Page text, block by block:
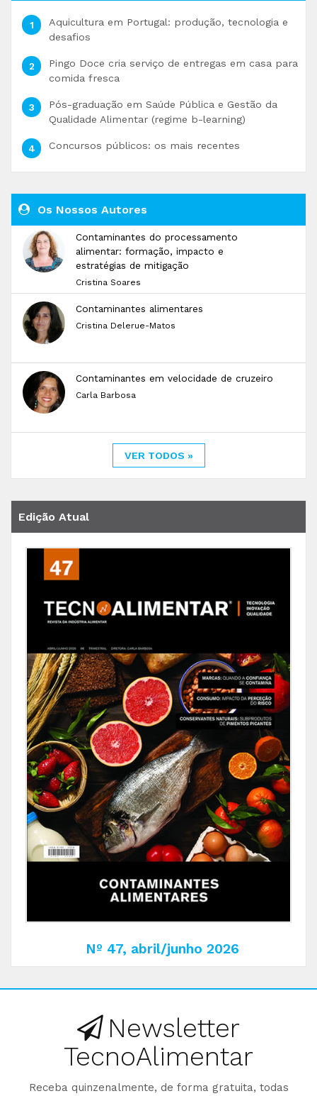
Aquicultura em Portugal: produção, tecnologia e
desafios
Pingo Doce cria serviço de entregas em casa para
comida fresca
Pós-graduação em Saúde Pública e Gestão da
Qualidade Alimentar (regime b-learning)
Concursos públicos: os mais recentes
Os Nossos Autores
Contaminantes do processamento
alimentar: formação, impacto e
estratégias de mitigação
Cristina Soares
Contaminantes alimentares
Cristina Delerue-Matos
Contaminantes em velocidade de cruzeiro
Carla Barbosa
VER TODOS »
Edição Atual
Nº 47, abril/junho 2026
Newsletter
TecnoAlimentar
Receba quinzenalmente, de forma gratuita, todas